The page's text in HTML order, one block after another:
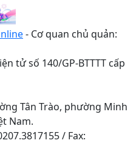
- Cơ quan chủ quản:
tử số 140/GP-BTTTT cấp
Tân Trào, phường Minh
Nam.
/ Fax: